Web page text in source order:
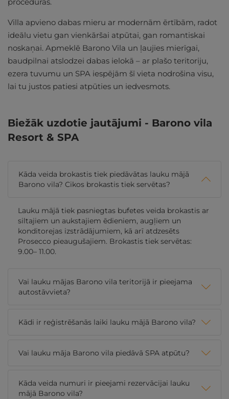
Villa apvieno dabas mieru ar modernām ērtībām, radot
ideālu vietu gan vienkāršai atpūtai, gan romantiskai
noskaņai. Apmeklē Barono Vila un ļaujies mierīgai,
baudpilnai atslodzei dabas ielokā – ar plašo teritoriju,
ezera tuvumu un SPA iespējām šī vieta nodrošina visu,
lai tu justos patiesi atpūties un iedvesmots.
Biežāk uzdotie jautājumi - Barono vila
Resort & SPA
Kāda veida brokastis tiek piedāvātas lauku mājā
Barono vila? Cikos brokastis tiek servētas?
Lauku mājā tiek pasniegtas bufetes veida brokastis ar
siltajiem un aukstajiem ēdieniem, augļiem un
konditorejas izstrādājumiem, kā arī atdzesēts
Prosecco pieaugušajiem. Brokastis tiek servētas:
9.00– 11.00.
Vai lauku mājas Barono vila teritorijā ir pieejama
autostāvvieta?
Kādi ir reģistrēšanās laiki lauku mājā Barono vila?
Vai lauku māja Barono vila piedāvā SPA atpūtu?
Kāda veida numuri ir pieejami rezervācijai lauku
mājā Barono vila?